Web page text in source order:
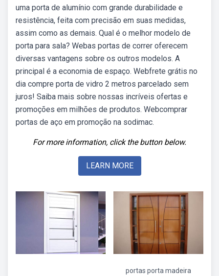
uma porta de alumínio com grande durabilidade e
resistência, feita com precisão em suas medidas,
assim como as demais. Qual é o melhor modelo de
porta para sala? Webas portas de correr oferecem
diversas vantagens sobre os outros modelos. A
principal é a economia de espaço. Webfrete grátis no
dia compre porta de vidro 2 metros parcelado sem
juros! Saiba mais sobre nossas incríveis ofertas e
promoções em milhões de produtos. Webcomprar
portas de aço em promoção na sodimac.
For more information, click the button below.
LEARN MORE
portas porta madeira